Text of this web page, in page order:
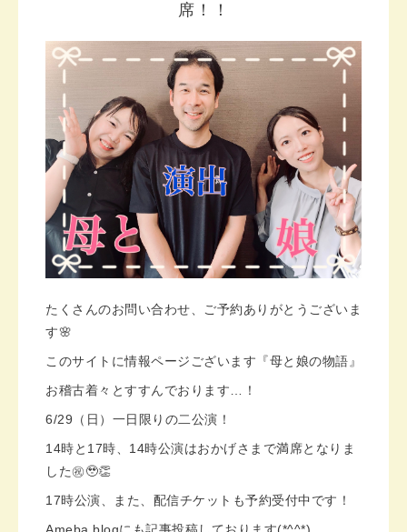
席！！
たくさんのお問い合わせ、ご予約ありがとうございま
す🌸
このサイトに情報ページございます『母と娘の物語』
お稽古着々とすすんでおります…！
6/29（日）一日限りの二公演！
14時と17時、14時公演はおかげさまで満席となりま
した㊗️🥹👏
17時公演、また、配信チケットも予約受付中です！